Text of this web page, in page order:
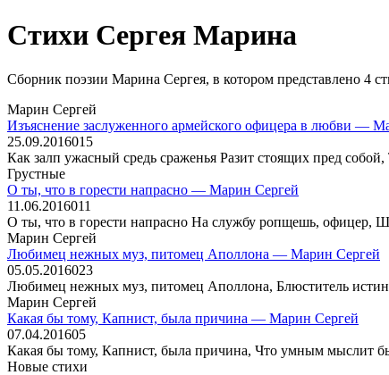
Стихи Сергея Марина
Сборник поэзии Марина Сергея, в котором представлено 4
Марин Сергей
Изъяснение заслуженного армейского офицера в любви —
25.09.2016015
Как залп ужасный средь сраженья Разит стоящих пред
Грустные
О ты, что в горести напрасно — Марин Сергей
11.06.2016011
О ты, что в горести напрасно На службу ропщешь, офицер,
Марин Сергей
Любимец нежных муз, питомец Аполлона — Марин Сергей
05.05.2016023
Любимец нежных муз, питомец Аполлона, Блюститель
Марин Сергей
Какая бы тому, Капнист, была причина — Марин Сергей
07.04.201605
Какая бы тому, Капнист, была причина, Что умным мыслит
Новые стихи